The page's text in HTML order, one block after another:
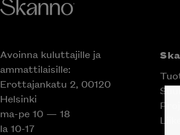
Avoinna kuluttajille ja
ammattilaisille:
Erottajankatu 2, 00120
Helsinki
ma-pe 10 — 18
la 10-17